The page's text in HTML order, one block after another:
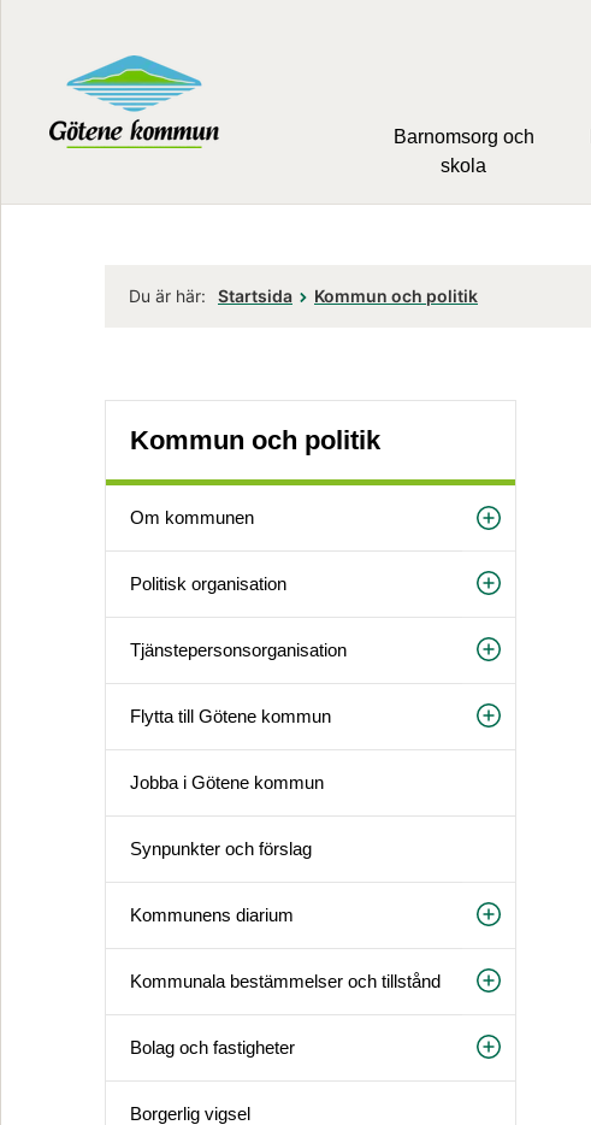
Barnomsorg och
skola
Du är här: Startsida Kommun och politik
Kommun och politik
Om kommunen
Politisk organisation
Tjänstepersonsorganisation
Flytta till Götene kommun
Jobba i Götene kommun
Synpunkter och förslag
Kommunens diarium
Kommunala bestämmelser och tillstånd
Bolag och fastigheter
Borgerlig vigsel